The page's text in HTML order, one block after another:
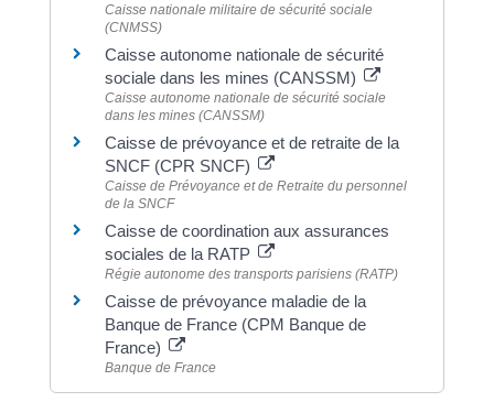
Caisse nationale militaire de sécurité sociale
(CNMSS)
Caisse autonome nationale de sécurité
sociale dans les mines (CANSSM)
Caisse autonome nationale de sécurité sociale
dans les mines (CANSSM)
Caisse de prévoyance et de retraite de la
SNCF (CPR SNCF)
Caisse de Prévoyance et de Retraite du personnel
de la SNCF
Caisse de coordination aux assurances
sociales de la RATP
Régie autonome des transports parisiens (RATP)
Caisse de prévoyance maladie de la
Banque de France (CPM Banque de
France)
Banque de France